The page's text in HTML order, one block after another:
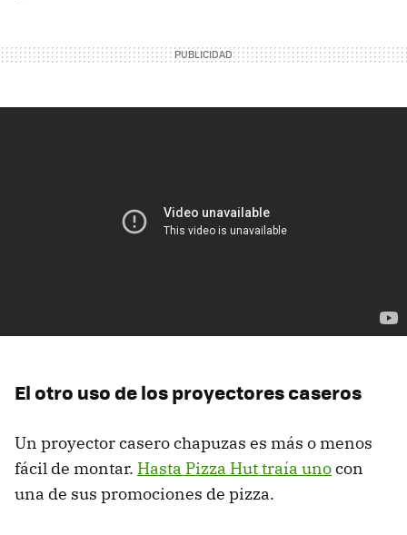
El otro uso de los proyectores caseros
Un proyector casero chapuzas es más o menos
fácil de montar. Hasta Pizza Hut traía unocon
una de sus promociones de pizza.